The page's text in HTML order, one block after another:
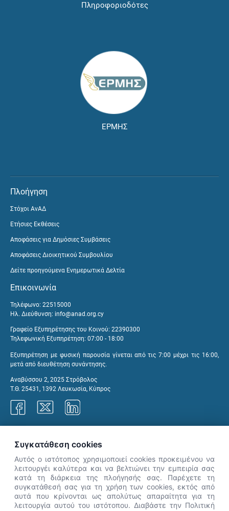
Πληροφοριοδότες
ΕΡΜΗΣ
Πλοήγηση
Στόχοι ΑνΑΔ
Ετήσιες Εκθέσεις
Αποφάσεις για Δημόσιες Συμβάσεις
Αποφάσεις Διοικητικού Συμβουλίου
Δείτε προηγούμενα Ενημερωτικά Δελτία
Επικοινωνία
Τηλέφωνο: 22515000
Ηλ. Διεύθυνση: info@anad.org.cy
Γραφείο Εξυπηρέτησης του Κοινού: 22390300
Τηλεφωνική Εξυπηρέτηση: 07:00 - 18:00
Εξυπηρέτηση με φυσική παρουσία γίνεται από τις 7:00 μέχρι τις 16:00,
μετά από διευθέτηση συνάντησης.
Αναβύσσου 2, 2025 Στρόβολος
Τ.Θ. 25431, 1392 Λευκωσία, Κύπρος
👋 Καλώς ήρθες! Είμαι η Νόησις.
Πες μου πώς μπορώ να σε βοηθήσω
Συγκατάθεση cookies
Αυτός ο ιστότοπος χρησιμοποιεί cookies προκειμένου να
λειτουργέι καλύτερα και να βελτιώνει την εμπειρία σας
κατά τη διάρκεια της πλοήγησής σας. Παρέχετε τη
συγκατάθεσή σας για τη χρήση των cookies, εκτός από
αυτά που κρίνονται ως απολύτως απαραίτητα για τη
λειτουργία αυτού του ιστότοπου. Διαβάστε την Πολιτική